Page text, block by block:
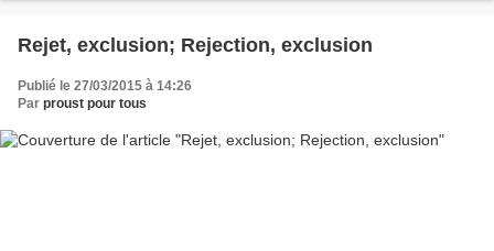
Rejet, exclusion; Rejection, exclusion
Publié le 27/03/2015 à 14:26
Par proust pour tous